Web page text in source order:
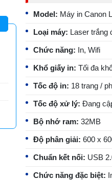
Model: Máy in Canon
Loại máy: Laser trắng
Chức năng: In, Wifi
Khổ giấy in: Tối đa
Tốc độ in: 18 trang /
Tốc độ xử lý: Đang
Bộ nhớ ram: 32MB
Độ phân giải: 600 x
Chuẩn kết nối: USB
Chức năng đặc biệt: